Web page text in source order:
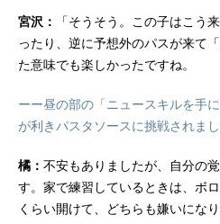
宮沢：
「そうそう。この子はこう
ったり、逆に予想外のパスが来て
た意味でも楽しかったですね。
ーー昼の部の「ニュースキルを手
が利きパスタソースに挑戦されまし
橘： 不安もありましたが、自分の
す。家で練習しているときは、ボ
くらい開けて、どちらも嫌いにな